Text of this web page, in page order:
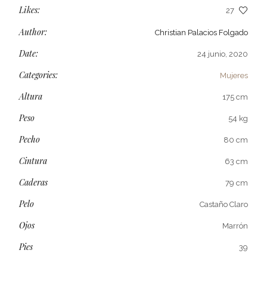
Likes: 27
Author: Christian Palacios Folgado
Date: 24 junio, 2020
Categories: Mujeres
Altura 175 cm
Peso 54 kg
Pecho 80 cm
Cintura 63 cm
Caderas 79 cm
Pelo Castaño Claro
Ojos Marrón
Pies 39